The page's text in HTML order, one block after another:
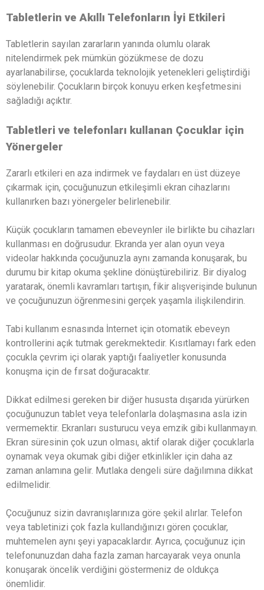
Tabletlerin ve Akıllı Telefonların İyi Etkileri
Tabletlerin sayılan zararların yanında olumlu olarak
nitelendirmek pek mümkün gözükmese de dozu
ayarlanabilirse, çocuklarda teknolojik yetenekleri geliştirdiği
söylenebilir. Çocukların birçok konuyu erken keşfetmesini
sağladığı açıktır.
Tabletleri ve telefonları kullanan Çocuklar için
Yönergeler
Zararlı etkileri en aza indirmek ve faydaları en üst düzeye
çıkarmak için, çocuğunuzun etkileşimli ekran cihazlarını
kullanırken bazı yönergeler belirlenebilir.
Küçük çocukların tamamen ebeveynler ile birlikte bu cihazları
kullanması en doğrusudur. Ekranda yer alan oyun veya
videolar hakkında çocuğunuzla aynı zamanda konuşarak, bu
durumu bir kitap okuma şekline dönüştürebiliriz. Bir diyalog
yaratarak, önemli kavramları tartışın, fikir alışverişinde bulunun
ve çocuğunuzun öğrenmesini gerçek yaşamla ilişkilendirin.
Tabi kullanım esnasında İnternet için otomatik ebeveyn
kontrollerini açık tutmak gerekmektedir. Kısıtlamayı fark eden
çocukla çevrim içi olarak yaptığı faaliyetler konusunda
konuşma için de fırsat doğuracaktır.
Dikkat edilmesi gereken bir diğer hususta dışarıda yürürken
çocuğunuzun tablet veya telefonlarla dolaşmasına asla izin
vermemektir. Ekranları susturucu veya emzik gibi kullanmayın.
Ekran süresinin çok uzun olması, aktif olarak diğer çocuklarla
oynamak veya okumak gibi diğer etkinlikler için daha az
zaman anlamına gelir. Mutlaka dengeli süre dağılımına dikkat
edilmelidir.
Çocuğunuz sizin davranışlarınıza göre şekil alırlar. Telefon
veya tabletinizi çok fazla kullandığınızı gören çocuklar,
muhtemelen aynı şeyi yapacaklardır. Ayrıca, çocuğunuz için
telefonunuzdan daha fazla zaman harcayarak veya onunla
konuşarak öncelik verdiğini göstermeniz de oldukça
önemlidir.